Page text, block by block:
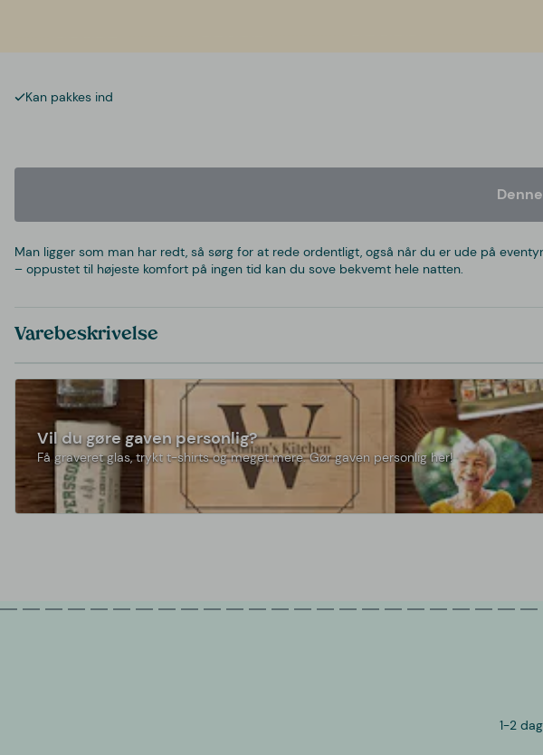
Kan pakkes ind
Man ligger som man har redt, så sørg for at rede ordentligt, også når du er ude på
– oppustet til højeste komfort på ingen tid kan du sove bekvemt hele natten.
Varebeskrivelse
Vil du gøre gaven personlig?
Få graveret glas, trykt t-shirts og meget mere. Gør gaven personlig her!
1-2